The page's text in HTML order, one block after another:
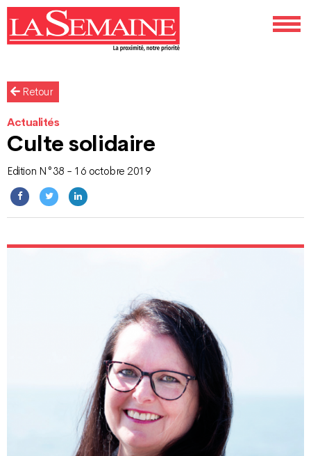
Retour
Actualités
Culte solidaire
Edition N°38 - 16 octobre 2019